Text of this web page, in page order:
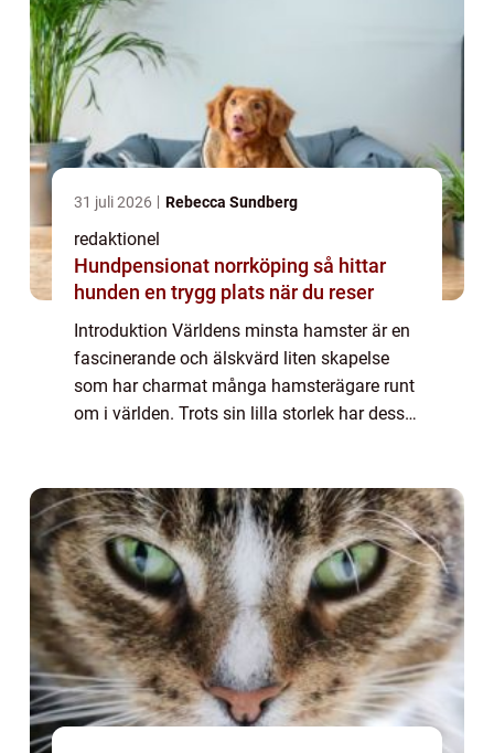
31 juli 2026 Rebecca Sundberg
redaktionel
Hundpensionat norrköping så hittar
hunden en trygg plats när du reser
Introduktion Världens minsta hamster är en
fascinerande och älskvärd liten skapelse
som har charmat många hamsterägare runt
om i världen. Trots sin lilla storlek har dessa